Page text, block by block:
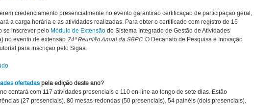
credenciamento presencialmente no evento garantirão certificação de participação geral,
a carga horária e as atividades realizadas. Para obter o certificado com registro de 15
se inscrever pelo Módulo de Extensão do Sistema Integrado de Gestão de Atividades
no evento de extensão 74ª Reunião Anual da SBPC. O Decanato de Pesquisa e Inovação
para inscrição pelo Sigaa.
ofertadas pela edição deste ano?
contará com 117 atividades presenciais e 110 on-line ao longo de sete dias. Estão
(27 presenciais), 80 mesas-redondas (50 presenciais), 54 painéis (dois presenciais),